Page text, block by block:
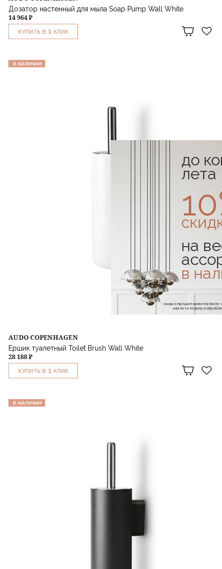
Дозатор настенный для мыла Soap Pump Wall White
14 964 ₽
КУПИТЬ В 1 КЛИК
в наличии
AUDO COPENHAGEN
Ершик туалетный Toilet Brush Wall White
28 188 ₽
КУПИТЬ В 1 КЛИК
в наличии
до
лета
на
в
* скидка предоставляется
или по телефону и